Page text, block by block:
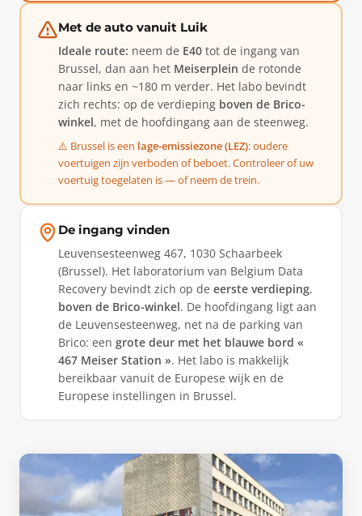
Met de auto vanuit Luik
Ideale route: neem de E40tot de ingang van
Brussel, dan aan het Meiserplein de rotonde
naar links en ~180 m verder. Het labo bevindt
zich rechts: op de verdieping boven de Brico-
winkel, met de hoofdingang aan de steenweg.
⚠️ Brussel is een lage-emissiezone (LEZ): oudere
voertuigen zijn verboden of beboet. Controleer of uw
voertuig toegelaten is — of neem de trein.
De ingang vinden
Leuvensesteenweg 467, 1030 Schaarbeek
(Brussel). Het laboratorium van Belgium Data
Recovery bevindt zich op de eerste verdieping,
boven de Brico-winkel. De hoofdingang ligt aan
de Leuvensesteenweg, net na de parking van
Brico: een grote deur met het blauwe bord «
467 Meiser Station ». Het labo is makkelijk
bereikbaar vanuit de Europese wijk en de
Europese instellingen in Brussel.